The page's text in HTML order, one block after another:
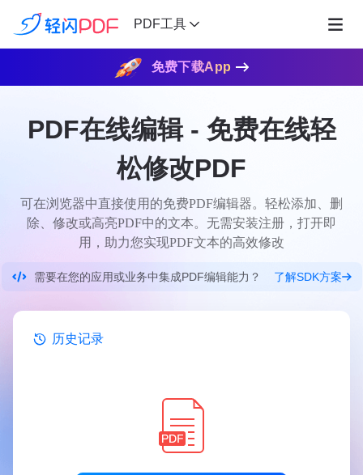
PDF工具
免费下载App
PDF在线编辑 - 免费在线轻
松修改PDF
可在浏览器中直接使用的免费PDF编辑器。轻松添加、删
除、修改或高亮PDF中的文本。无需安装注册，打开即
用，助力您实现PDF文本的高效修改
需要在您的应用或业务中集成PDF编辑能力？ 了解SDK方案
历史记录